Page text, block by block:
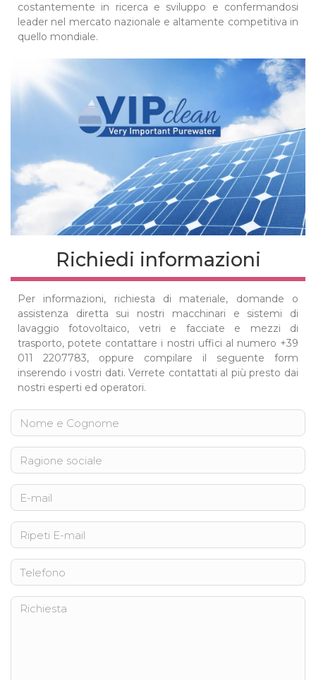
costantemente in ricerca e sviluppo e confermandosi
leader nel mercato nazionale e altamente competitiva in
quello mondiale.
Richiedi informazioni
Per informazioni, richiesta di materiale, domande o
assistenza diretta sui nostri macchinari e sistemi di
lavaggio fotovoltaico, vetri e facciate e mezzi di
trasporto, potete contattare i nostri uffici al numero +39
011 2207783, oppure compilare il seguente form
inserendo i vostri dati. Verrete contattati al più presto dai
nostri esperti ed operatori.